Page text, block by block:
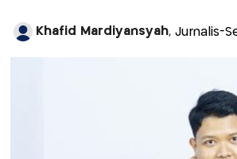
Khafid Mardiyansyah, Jurnalis-